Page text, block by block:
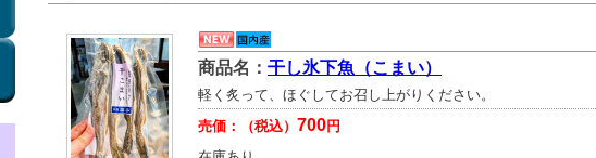
商品名： 干し氷下魚（こまい）
軽く炙って、ほぐしてお召し上がりください。
売価：（税込） 700円